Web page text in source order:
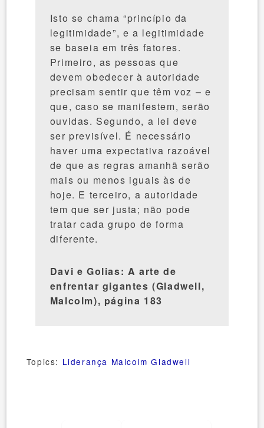
Isto se chama “princípio da
legitimidade”, e a legitimidade
se baseia em três fatores.
Primeiro, as pessoas que
devem obedecer à autoridade
precisam sentir que têm voz – e
que, caso se manifestem, serão
ouvidas. Segundo, a lei deve
ser previsível. É necessário
haver uma expectativa razoável
de que as regras amanhã serão
mais ou menos iguais às de
hoje. E terceiro, a autoridade
tem que ser justa; não pode
tratar cada grupo de forma
diferente.
Davi e Golias: A arte de
enfrentar gigantes (Gladwell,
Malcolm), página 183
Topics: Liderança Malcolm Gladwell